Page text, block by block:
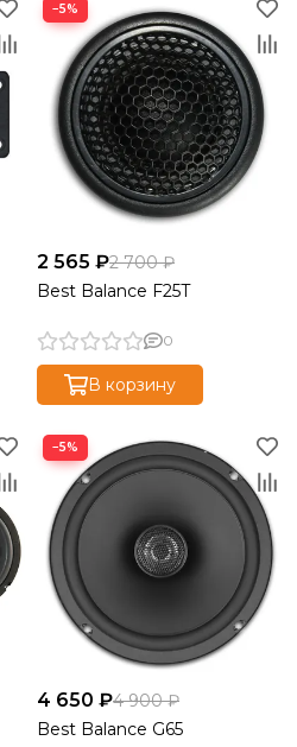
−5%
2 565 ₽2 700 ₽
Best Balance F25T
0
В корзину
−5%
4 650 ₽4 900 ₽
Best Balance G65